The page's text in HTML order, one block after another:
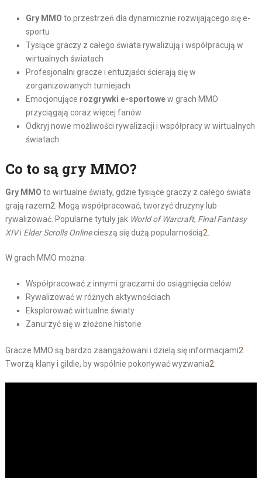
Gry MMO to przestrzeń dla dynamicznie rozwijającego się e-
sportu
Tysiące graczy z całego świata rywalizują i współpracują w
wirtualnych światach
Profesjonalni gracze i entuzjaści ścierają się w
zorganizowanych turniejach
Emocjonujące rozgrywki e-sportowew grach MMO
przyciągają coraz więcej fanów
Odkryj nowe możliwości rywalizacji i współpracy w wirtualnych
światach
Co to są gry MMO?
Gry MMO to wirtualne światy, gdzie tysiące graczy z całego świata
grają razem2. Mogą współpracować, tworzyć drużyny lub
rywalizować. Popularne tytuły jak World of Warcraft, Final Fantasy
XIVi Elder Scrolls Onlinecieszą się dużą popularnością2.
W grach MMO można:
Współpracować z innymi graczami do osiągnięcia celów
Rywalizować w różnych aktywnościach
Eksplorować wirtualne światy
Zanurzyć się w złożone historie
Gracze MMO są bardzo zaangażowani i dzielą się informacjami2.
Tworzą klany i gildie, by wspólnie pokonywać wyzwania2.